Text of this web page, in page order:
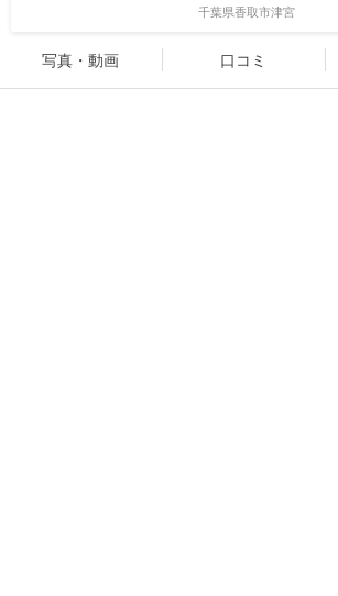
千葉県香取市津宮
写真・動画 口コミ